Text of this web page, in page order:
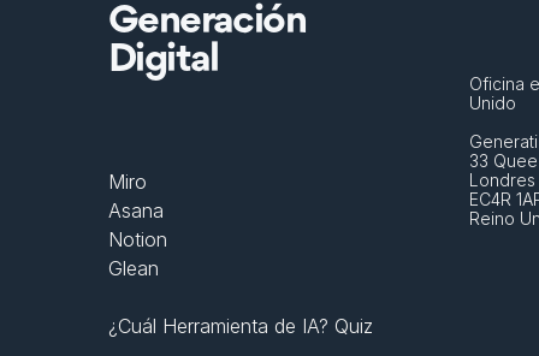
Generación
Digital
Miro
Asana
Notion
Glean
¿Cuál Herramienta de IA? Quiz
Oficina
Unido
33
Londres
EC4R
Reino